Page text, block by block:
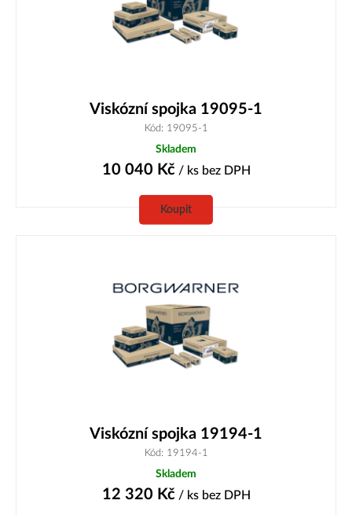
Viskózní spojka 19095-1
Kód: 19095-1
Skladem
10 040 Kč/ ks bez DPH
Koupit
Viskózní spojka 19194-1
Kód: 19194-1
Skladem
12 320 Kč/ ks bez DPH